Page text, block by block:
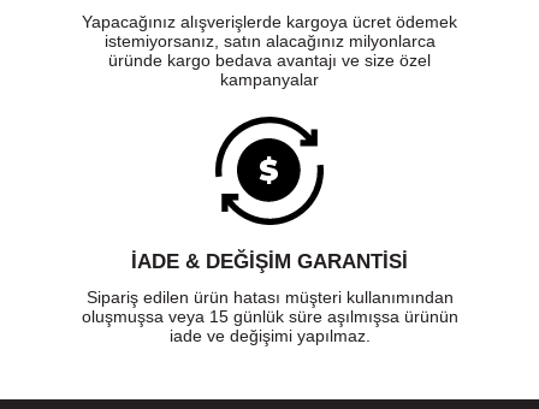
Yapacağınız alışverişlerde kargoya ücret ödemek
istemiyorsanız, satın alacağınız milyonlarca
üründe kargo bedava avantajı ve size özel
kampanyalar
İADE & DEĞİŞİM GARANTİSİ
Sipariş edilen ürün hatası müşteri kullanımından
oluşmuşsa veya 15 günlük süre aşılmışsa ürünün
iade ve değişimi yapılmaz.